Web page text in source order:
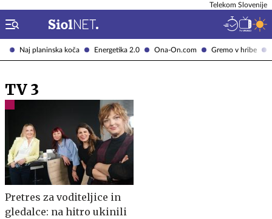
Naj planinska koča Energetika 2.0 Ona-On.com Gremo v hribe
Telekom Slovenije
TV 3
Pretres za voditeljice in
gledalce: na hitro ukinili